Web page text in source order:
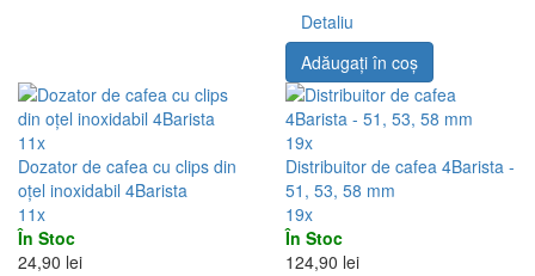
Detaliu
Adăugați în coş
11x
Dozator de cafea cu clips din
oțel inoxidabil 4Barista
11x
În Stoc
24,90 lei
19x
Distribuitor de cafea 4Barista -
51, 53, 58 mm
19x
În Stoc
124,90 lei